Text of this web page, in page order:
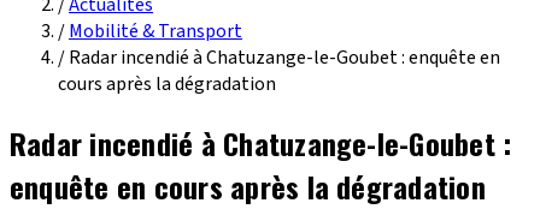
/Mobilité & Transport
/Radar incendié à Chatuzange-le-Goubet : enquête en
cours après la dégradation
Radar incendié à Chatuzange-le-Goubet :
enquête en cours après la dégradation